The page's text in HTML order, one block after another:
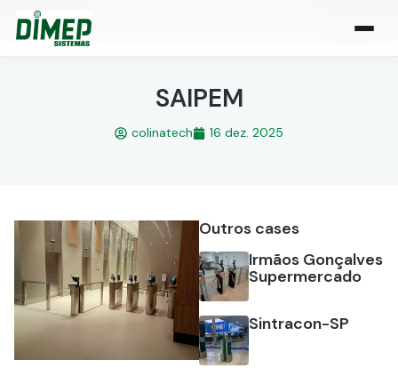
| Atendimento de segunda a sexta, das 8h às 18h
SAIPEM
colinatech 16 dez. 2025
Outros cases
Irmãos Gonçalves
Supermercado
Sintracon-SP